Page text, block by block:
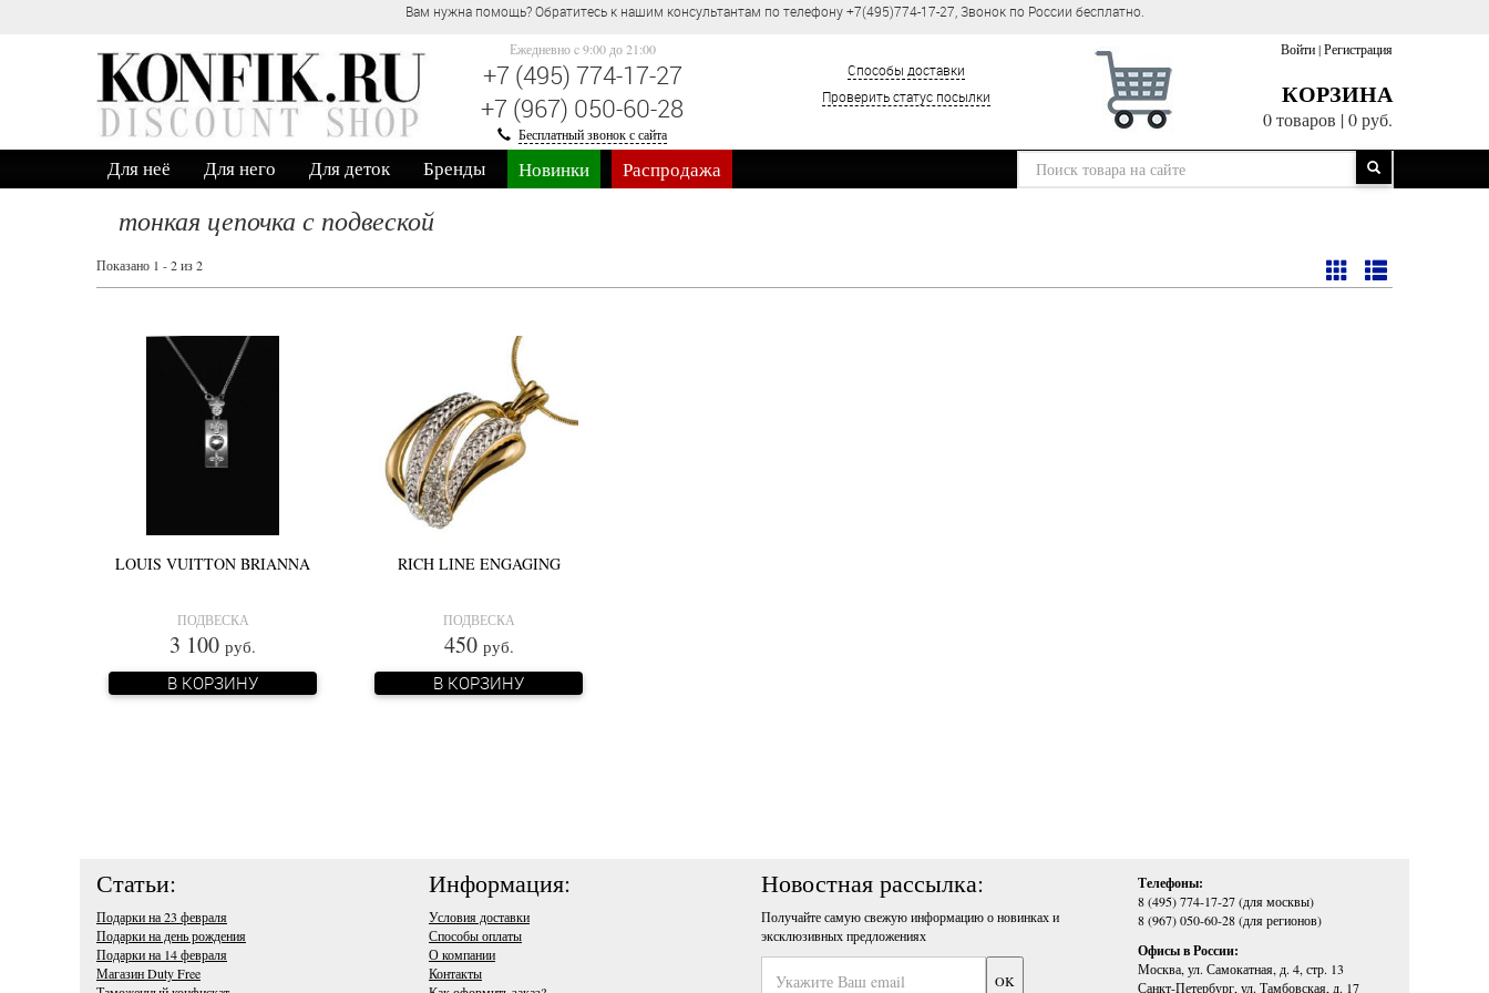
Вам нужна помощь? Обратитесь к нашим консультантам по телефону +7(495)774-17-27, Звонок по России бесплатно.
Ежедневно c 9:00 до 21:00
+7 (495) 774-17-27
+7 (967) 050-60-28
Бесплатный звонок с сайта
Способы доставки
Проверить статус посылки
Войти|Регистрация
КОРЗИНА
0 товаров |0 руб.
Для неё Для него Для деток Бренды Новинки Распродажа
тонкая цепочка с подвеской
Показано 1 - 2 из 2
LOUIS VUITTON BRIANNA
ПОДВЕСКА
3 100 руб.
В КОРЗИНУ
RICH LINE ENGAGING
ПОДВЕСКА
450 руб.
В КОРЗИНУ
Статьи:
Подарки на 23 февраля
Подарки на день рождения
Подарки на 14 февраля
Магазин Duty Free
Информация:
Условия доставки
Способы оплаты
О компании
Контакты
Новостная рассылка:
Получайте самую свежую информацию о новинках и
эксклюзивных предложениях
Телефоны:
8 (495) 774-17-27 (для москвы)
8 (967) 050-60-28 (для регионов)
Офисы в России:
Москва, ул. Самокатная, д. 4, стр. 13
Санкт-Петербург, ул. Тамбовская, д. 17